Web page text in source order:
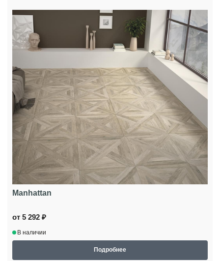
Manhattan
от 5 292 ₽
В наличии
Подробнее